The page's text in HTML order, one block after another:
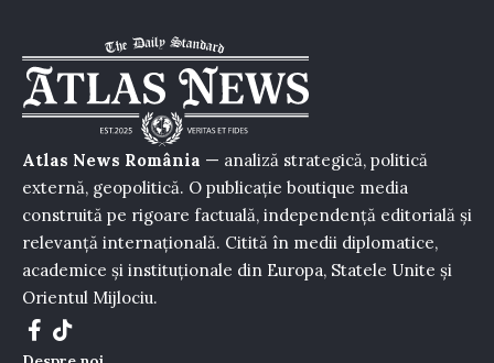
Atlas News România — analiză strategică, politică
externă, geopolitică. O publicație boutique media
construită pe rigoare factuală, independență editorială și
relevanță internațională. Citită în medii diplomatice,
academice și instituționale din Europa, Statele Unite și
Orientul Mijlociu.